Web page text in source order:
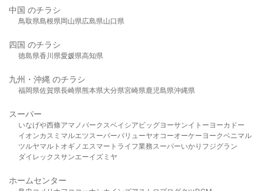
中国 のチラシ
鳥取県島根県岡山県広島県山口県
四国 のチラシ
徳島県香川県愛媛県高知県
九州・沖縄 のチラシ
福岡県佐賀県長崎県熊本県大分県宮崎県鹿児島県沖縄県
スーパー
いなげや西條アマノパークスベイシア ビッグヨーサンイトーヨーカドー
イオンカスミ マルエツスーパーバリューヤオコーオーケー ヨークベニマル
ツルヤマルト オギノ エスマート ライフ業務スーパーいかり フジグラン
ダイレックスサンエーイズミヤ
ホームセンター